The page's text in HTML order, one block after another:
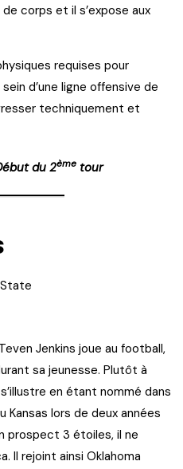
corps et il s’expose aux
requises pour
d’une ligne offensive de
techniquement et
du 2ème tour
Jenkins joue au football,
sa jeunesse. Plutôt à
en étant nommé dans
lors de deux années
prospect 3 étoiles, il ne
Il rejoint ainsi Oklahoma